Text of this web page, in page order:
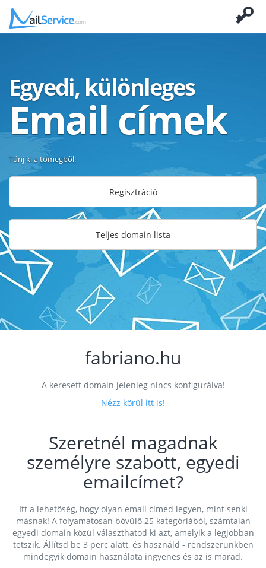
Egyedi, különleges
Email címek
Tűnj ki a tömegből!
Regisztráció
Teljes domain lista
fabriano.hu
A keresett domain jelenleg nincs konfigurálva!
Nézz körül itt is!
Szeretnél magadnak
személyre szabott, egyedi
emailcímet?
Itt a lehetőség, hogy olyan email címed legyen, mint senki
másnak! A folyamatosan bővülő 25 kategóriából, számtalan
egyedi domain közül választhatod ki azt, amelyik a legjobban
tetszik. Állítsd be 3 perc alatt, és használd - rendszerünkben
mindegyik domain használata ingyenes és az is marad.